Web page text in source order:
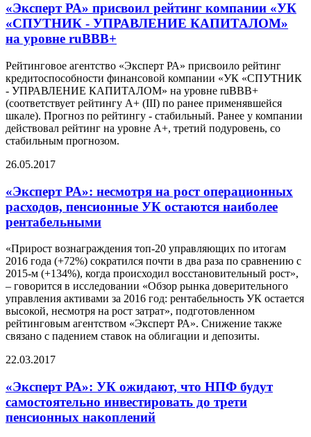
«Эксперт РА» присвоил рейтинг компании «УК
«СПУТНИК - УПРАВЛЕНИЕ КАПИТАЛОМ»
на уровне ruBBB+
Рейтинговое агентство «Эксперт РА» присвоило рейтинг
кредитоспособности финансовой компании «УК «СПУТНИК
- УПРАВЛЕНИЕ КАПИТАЛОМ» на уровне ruBBB+
(соответствует рейтингу А+ (III) по ранее применявшейся
шкале). Прогноз по рейтингу - стабильный. Ранее у компании
действовал рейтинг на уровне А+, третий подуровень, со
стабильным прогнозом.
26.05.2017
«Эксперт РА»: несмотря на рост операционных
расходов, пенсионные УК остаются наиболее
рентабельными
«Прирост вознаграждения топ-20 управляющих по итогам
2016 года (+72%) сократился почти в два раза по сравнению с
2015-м (+134%), когда происходил восстановительный рост»,
– говорится в исследовании «Обзор рынка доверительного
управления активами за 2016 год: рентабельность УК остается
высокой, несмотря на рост затрат», подготовленном
рейтинговым агентством «Эксперт РА». Снижение также
связано с падением ставок на облигации и депозиты.
22.03.2017
«Эксперт РА»: УК ожидают, что НПФ будут
самостоятельно инвестировать до трети
пенсионных накоплений